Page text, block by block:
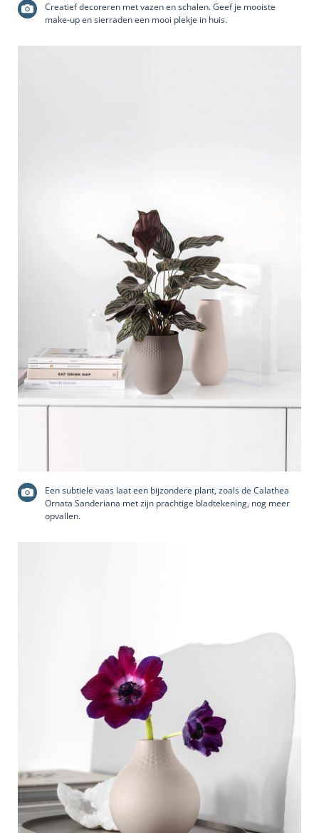
Creatief decoreren met vazen en schalen. Geef je mooiste
make-up en sierraden een mooi plekje in huis.
Een subtiele vaas laat een bijzondere plant, zoals de Calathea
Ornata Sanderiana met zijn prachtige bladtekening, nog meer
opvallen.